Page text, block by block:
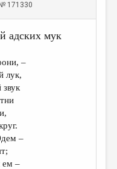
171330
адских мук
–
лук,
–
ем –